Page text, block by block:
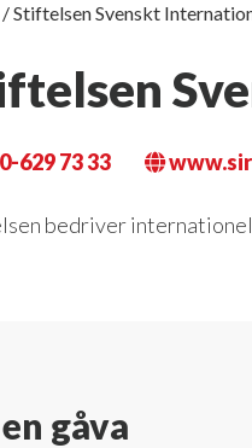
/Stiftelsen Svenskt
629 73 33
bedriver
gåva